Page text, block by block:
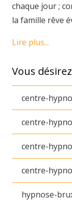
chaque jour ;
la famille rêve
Lire plus...
Vous
centre-
centre-
centre-
centre-
hypnose-